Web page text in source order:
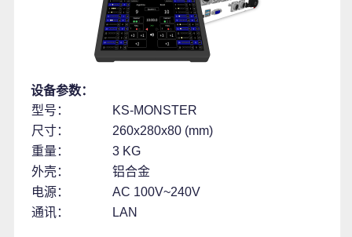
设备参数：
型号：
KS-MONSTER
尺寸：
260x280x80 (mm)
重量：
3 KG
外壳：
铝合金
电源：
AC 100V~240V
通讯：
LAN